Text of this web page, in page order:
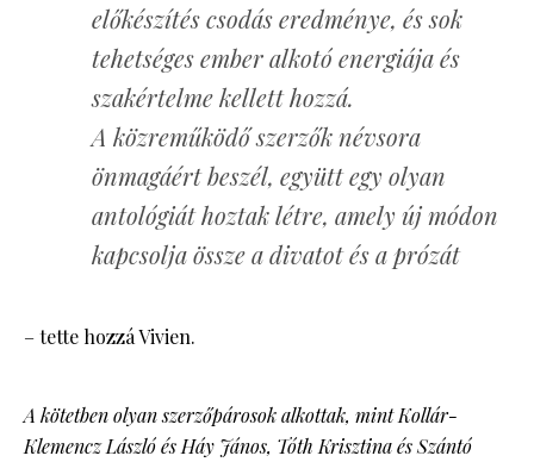
előkészítés csodás eredménye, és sok
tehetséges ember alkotó energiája és
szakértelme kellett hozzá.
A közreműködő szerzők névsora
önmagáért beszél, együtt egy olyan
antológiát hoztak létre, amely új módon
kapcsolja össze a divatot és a prózát
– tette hozzá Vivien.
A kötetben olyan szerzőpárosok alkottak, mint Kollár-
Klemencz László és Háy János, Tóth Krisztina és Szántó